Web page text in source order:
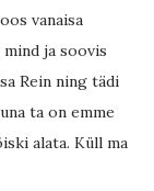
vanaisa
ja soovis
Rein ning tädi
ta on emme
alata. Küll ma